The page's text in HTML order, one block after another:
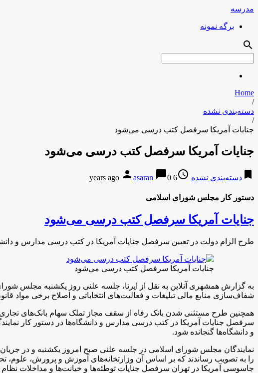
مدرسه
برگه نمونه
search
Home
/
دسته‌بندی نشده
/
جنایات آمریکا سرفصل کتب درسی می‌شود
جنایات آمریکا سرفصل کتب درسی می‌شود
bookmark دسته‌بندی نشده access_time
6 years ago
person asaran chat_bubble0
دستور کار مجلس شورای اسلامی
جنایات آمریکا سرفصل کتب درسی می‌شود
طرح الزام دولت در تعیین سرفصل جنایات آمریکا در کتب درسی مدارس و
جنایات آمریکا سرفصل کتب درسی می‌شود
به گزارش همشهری آنلاین به نقل از ایرنا، جلسه علنی روز یکشنبه مجلس
شفاف‌سازی منابع مالی تبلیغات و فعالیت‌های انتخاباتی و اصلاح برخی مواد
سرفصل جنایات آمریکا در کتب درسی مدارس و دانشگاه‌ها در دستور کار
و دانشگاه‌ها گنجانده شود.
نمایندگان مجلس شورای اسلامی در جلسه علنی صبح امروز یکشنبه و در
را به تصویب رساندند که بر اساس آن وزارتخانه‌های آموزش و پرورش، علوم،
جاسوسی آمریکا در تهران سرفصل جنایات توطئه‌ها و خیانت‌ها و مداخلات